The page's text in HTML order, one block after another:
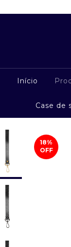
Início
Case de
18%
OFF